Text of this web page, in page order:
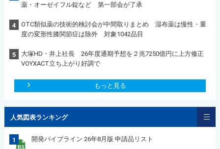
薬・オーゼイフル錠など 第一部会が了承
4
OTC類似薬の技術的検討会が中間取りまとめ 湿布薬は慢性・重
度の変形性膝関節症は除外 対象1042品目
5
大塚HD・井上社長 26年度通期予想を２兆7250億円に上方修正
VOYXACT立ち上がり好調で
もっと見る
人気図表ランキング
1 開発パイプライン 26年8月版 申請品リスト